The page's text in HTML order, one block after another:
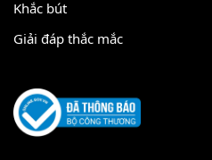
Khắc bút
Giải đáp thắc mắc